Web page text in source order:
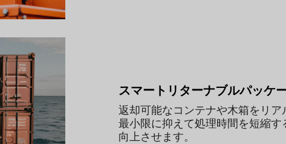
スマートリターナブルパッケ
返却可能なコンテナや木箱をリ
最小限に抑えて処理時間を短縮
向上させます。